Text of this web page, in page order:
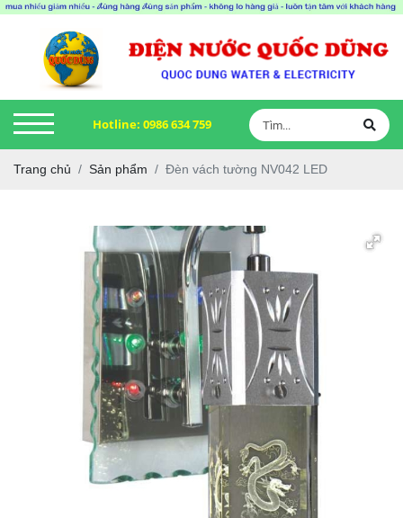
Hotline: 0986 634 759
Trang chủ Sản phẩm Đèn vách tường NV042 LED